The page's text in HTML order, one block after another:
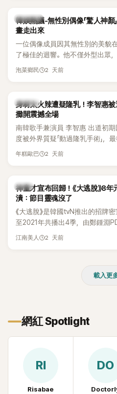
形容整場演出「就像一場豪華KTV」
熱議討論
韓娛熱議-無性別偶像「驚人神顏
畫走出來
一位偶像成員因其無性別的美貌
了極佳的迴響。他不僅外型出眾
泡菜鄉民 2 天前
K-POP
身材太火辣遭疑隆乳！李智惠被
攤開震撼全場
南韓歌手兼演員 李智惠 出道初
度被外界質疑「動過隆乳手術」，
線，召開前所未見的「泳裝記者會
熱議。 2日播出的 SBS 綜藝節目
鎮》，邀請同時兼顧工作與育兒的
惠、李賢怡、李恩亨，以第13位「
實的生活日常。 節目一開始，李
邊搭車邊聊天，氣氛輕鬆。聊到
發問：「妳不是上新聞了？說妳去
開過記者會？」直接點名她當年
術。她回憶：「拍了比基尼照片
本沒動過。」一句話說完，全場
召開了一場泳裝記者招待會。當
年糕歐巴 2 天前
韓星
神童才宣布回歸！《大逃脫》8
潰：節目靈魂沒了
《大逃脫》是韓國tvN推出的招牌
至2021年共播出4季，由鄭鍾淵
（DTCU）」，憑藉燒腦劇情、電
江南美人 2 天前
載入更
網紅 Spotlight
RI
Risabae
DO